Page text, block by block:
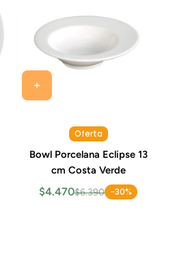
Oferta
Bowl Porcelana Eclipse 13
cm Costa Verde
$4.470$6.390 -30%